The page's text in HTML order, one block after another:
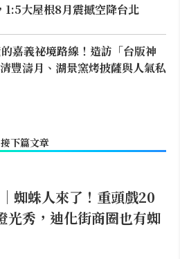
1:5大屋根8月震撼空降台北
嘉義祕境路線！造訪「台版神
豐濤月、湖景窯烤披薩與人氣私
接下篇文章
蜘蛛人來了！重頭戲20
秀，迪化街商圈也有蜘